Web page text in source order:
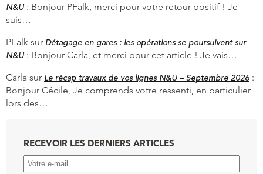
N&U : Bonjour PFalk, merci pour votre retour positif ! Je
suis…
PFalk sur Détagage en gares : les opérations se poursuivent sur
N&U : Bonjour Carla, et merci pour cet article ! Je vais…
Carla sur Le récap travaux de vos lignes N&U – Septembre 2026 :
Bonjour Cécile, Je comprends votre ressenti, en particulier
lors des…
RECEVOIR LES DERNIERS ARTICLES